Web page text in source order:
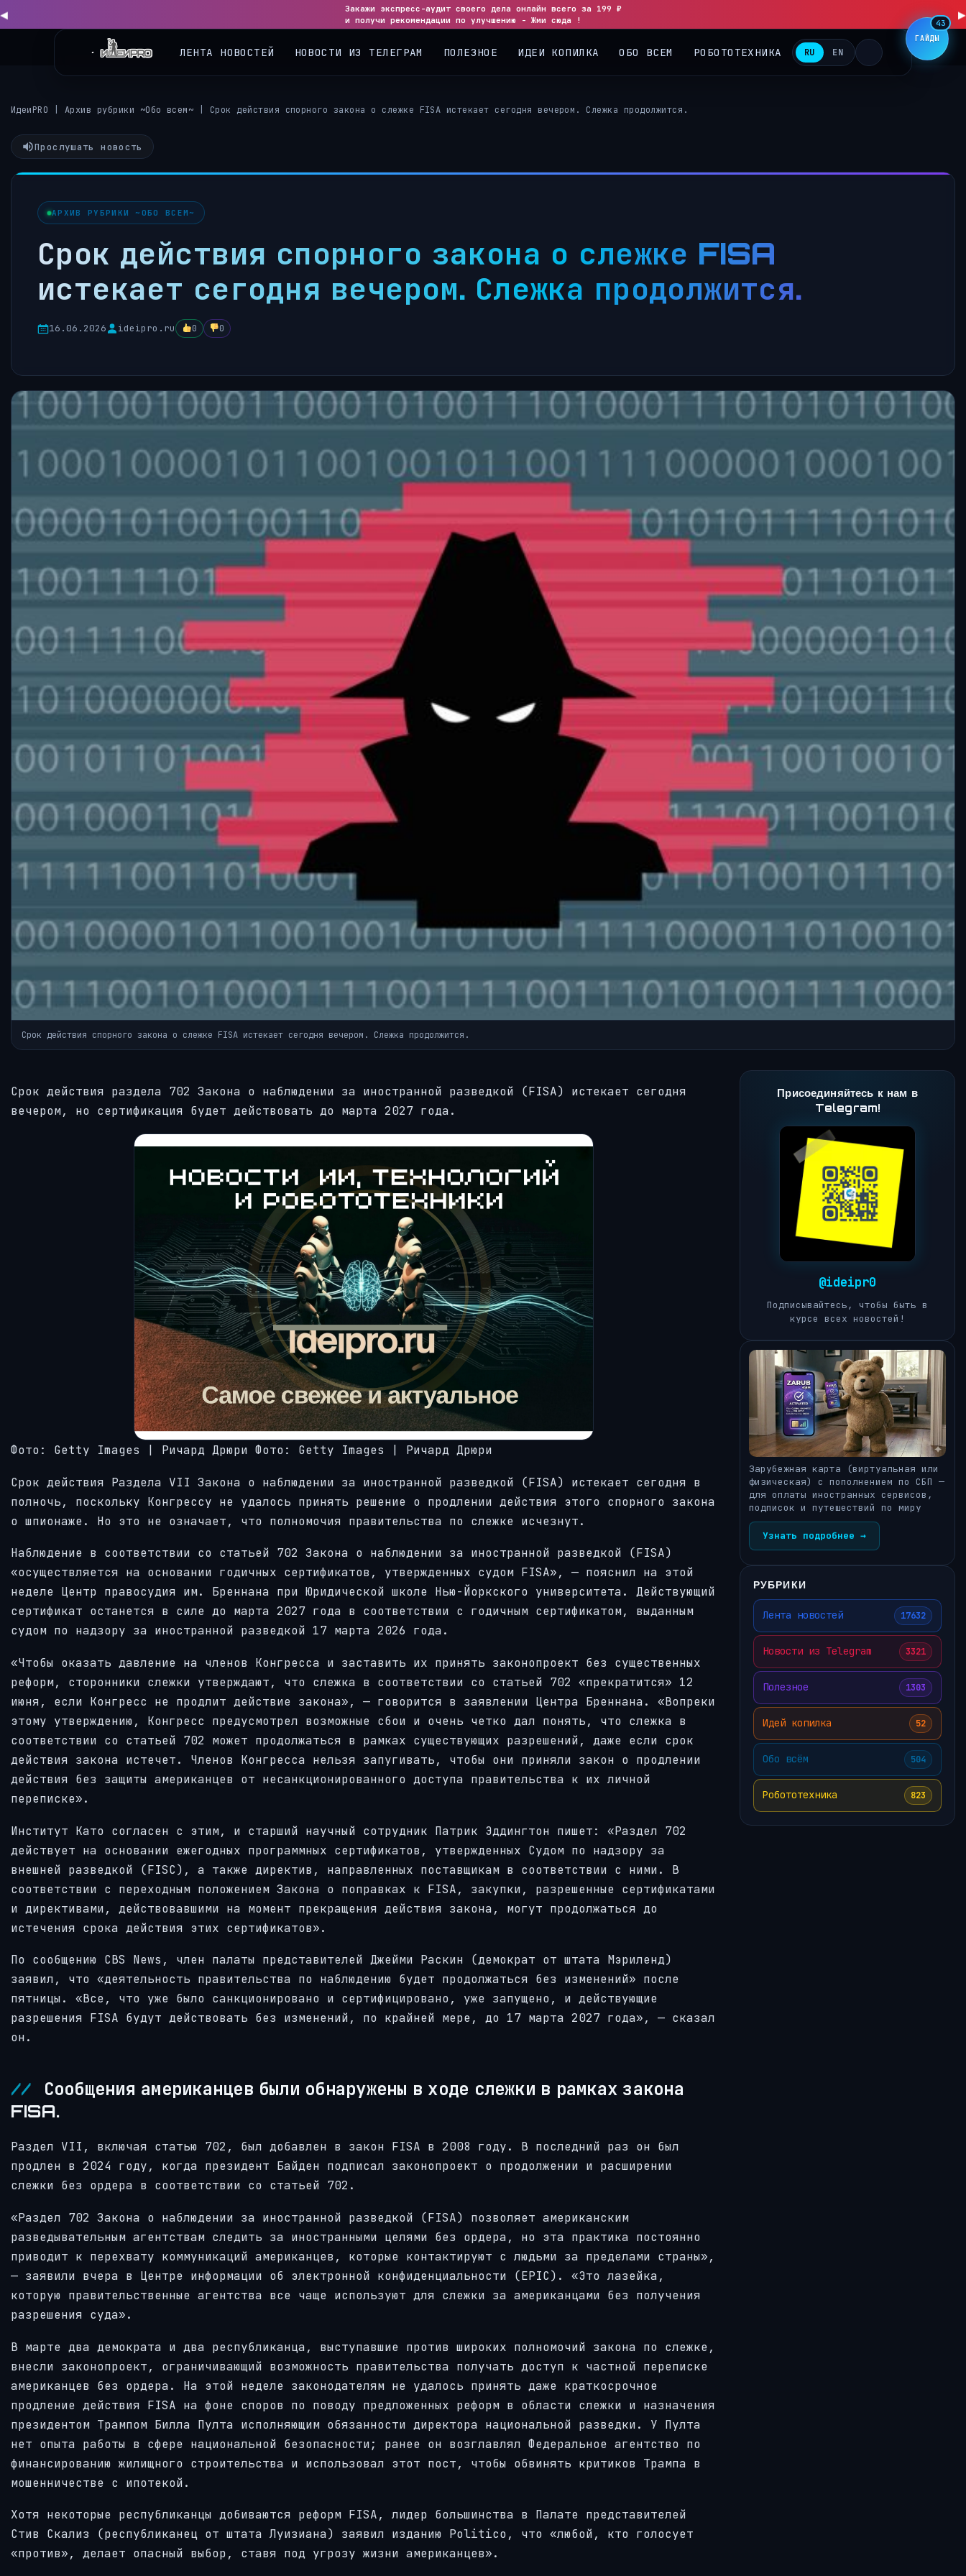
◀
Закажи экспресс-аудит своего дела онлайн всего за 199 ₽
и получи рекомендации по улучшению - Жми сюда !
▶
RU EN
ИдеиPRO Архив рубрики ~Обо всем~ Срок действия спорного закона о слежке FISA истекает сегодня вечером. Слежка продолжится.
Прослушать новость
АРХИВ РУБРИКИ ~ОБО ВСЕМ~
Срок действия спорного закона о слежке FISA
истекает сегодня вечером. Слежка продолжится.
16.06.2026 ideipro.ru 0 0
Срок действия спорного закона о слежке FISA истекает сегодня вечером. Слежка продолжится.
Срок действия раздела 702 Закона о наблюдении за иностранной разведкой (FISA) истекает сегодня
вечером, но сертификация будет действовать до марта 2027 года.
Фото: Getty Images | Ричард Дрюри Фото: Getty Images | Ричард Дрюри
Срок действия Раздела VII Закона о наблюдении за иностранной разведкой (FISA) истекает сегодня в
полночь, поскольку Конгрессу не удалось принять решение о продлении действия этого спорного закона
о шпионаже. Но это не означает, что полномочия правительства по слежке исчезнут.
Наблюдение в соответствии со статьей 702 Закона о наблюдении за иностранной разведкой (FISA)
«осуществляется на основании годичных сертификатов, утвержденных судом FISA», — пояснил на этой
неделе Центр правосудия им. Бреннана при Юридической школе Нью-Йоркского университета. Действующий
сертификат останется в силе до марта 2027 года в соответствии с годичным сертификатом, выданным
судом по надзору за иностранной разведкой 17 марта 2026 года.
«Чтобы оказать давление на членов Конгресса и заставить их принять законопроект без существенных
реформ, сторонники слежки утверждают, что слежка в соответствии со статьей 702 «прекратится» 12
июня, если Конгресс не продлит действие закона», — говорится в заявлении Центра Бреннана. «Вопреки
этому утверждению, Конгресс предусмотрел возможные сбои и очень четко дал понять, что слежка в
соответствии со статьей 702 может продолжаться в рамках существующих разрешений, даже если срок
действия закона истечет. Членов Конгресса нельзя запугивать, чтобы они приняли закон о продлении
действия без защиты американцев от несанкционированного доступа правительства к их личной
переписке».
Институт Като согласен с этим, и старший научный сотрудник Патрик Эддингтон пишет: «Раздел 702
действует на основании ежегодных программных сертификатов, утвержденных Судом по надзору за
внешней разведкой (FISC), а также директив, направленных поставщикам в соответствии с ними. В
соответствии с переходным положением Закона о поправках к FISA, закупки, разрешенные сертификатами
и директивами, действовавшими на момент прекращения действия закона, могут продолжаться до
истечения срока действия этих сертификатов».
По сообщению CBS News, член палаты представителей Джейми Раскин (демократ от штата Мэриленд)
заявил, что «деятельность правительства по наблюдению будет продолжаться без изменений» после
пятницы. «Все, что уже было санкционировано и сертифицировано, уже запущено, и действующие
разрешения FISA будут действовать без изменений, по крайней мере, до 17 марта 2027 года», — сказал
он.
Сообщения американцев были обнаружены в ходе слежки в рамках закона
FISA.
Раздел VII, включая статью 702, был добавлен в закон FISA в 2008 году. В последний раз он был
продлен в 2024 году, когда президент Байден подписал законопроект о продолжении и расширении
слежки без ордера в соответствии со статьей 702.
«Раздел 702 Закона о наблюдении за иностранной разведкой (FISA) позволяет американским
разведывательным агентствам следить за иностранными целями без ордера, но эта практика постоянно
приводит к перехвату коммуникаций американцев, которые контактируют с людьми за пределами страны»,
— заявили вчера в Центре информации об электронной конфиденциальности (EPIC). «Это лазейка,
которую правительственные агентства все чаще используют для слежки за американцами без получения
разрешения суда».
В марте два демократа и два республиканца, выступавшие против широких полномочий закона по слежке,
внесли законопроект, ограничивающий возможность правительства получать доступ к частной переписке
американцев без ордера. На этой неделе законодателям не удалось принять даже краткосрочное
продление действия FISA на фоне споров по поводу предложенных реформ в области слежки и назначения
президентом Трампом Билла Пулта исполняющим обязанности директора национальной разведки. У Пулта
нет опыта работы в сфере национальной безопасности; ранее он возглавлял Федеральное агентство по
финансированию жилищного строительства и использовал этот пост, чтобы обвинять критиков Трампа в
мошенничестве с ипотекой.
Хотя некоторые республиканцы добиваются реформ FISA, лидер большинства в Палате представителей
Стив Скализ (республиканец от штата Луизиана) заявил изданию Politico, что «любой, кто голосует
«против», делает опасный выбор, ставя под угрозу жизни американцев».
Присоединяйтесь к нам в
Telegram!
@ideipr0
Подписывайтесь, чтобы быть в
курсе всех новостей!
Зарубежная карта (виртуальная или
физическая) с пополнением по СБП —
для оплаты иностранных сервисов,
подписок и путешествий по миру
Узнать подробнее →
РУБРИКИ
Лента новостей 17632
Новости из Telegram 3321
Полезное 1303
Идей копилка 52
Обо всём 504
Робототехника 823
ГАЙДЫ
43